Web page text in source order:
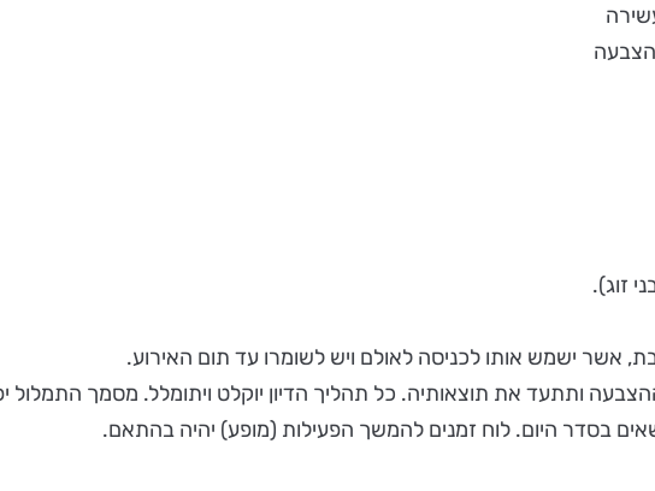
זוג).
ישמש אותו לכניסה לאולם ויש לשומרו עד תום האירוע.
ותתעד את תוצאותיה. כל תהליך הדיון יוקלט ויתומלל. מסמך התמלול
בסדר היום. לוח זמנים להמשך הפעילות (מופע) יהיה בהתאם.